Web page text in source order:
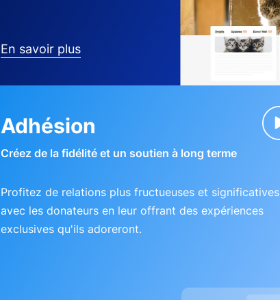
En savoir plus
Adhésion
Créez de la fidélité et un soutien à long terme
Profitez de relations plus fructueuses et significatives
avec les donateurs en leur offrant des expériences
exclusives qu'ils adoreront.